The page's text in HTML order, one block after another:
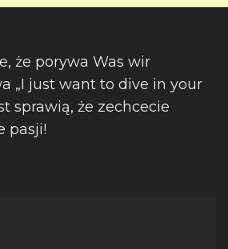
że porywa Was wir
„I just want to dive in your
sprawią, że zechcecie
pasji!